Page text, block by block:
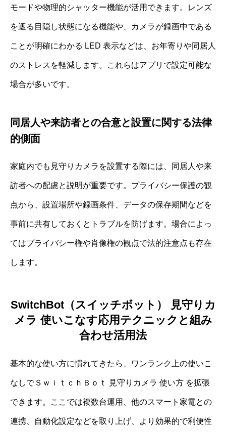
モードや物理的シャッター機能が活用できます。レンズ
を遮る目隠し状態になる機能や、カメラが録画中である
ことが明確にわかる LED 表示などは、お年寄りや同居人
のストレスを軽減します。これらはアプリで設定可能な
場合が多いです。
同居人や来訪者との合意と設置に関する法律
的側面
家庭内でも見守りカメラを設置する際には、同居人や来
訪者への配慮と説明が重要です。プライバシー保護の観
点から、設置場所や録画条件、データの保存期間などを
事前に共有しておくとトラブルを防げます。場合によっ
てはプライバシー権や肖像権の観点で法的注意点も存在
します。
SwitchBot（スイッチボット） 見守りカ
メラ 使いこなす応用テクニックと組み
合わせ活用法
基本的な使い方に慣れてきたら、ワンランク上の使いこ
なしでＳｗｉｔｃｈＢｏｔ 見守りカメラ 使い方 を拡張
できます。ここでは複数台運用、他のスマート家電との
連携、自動化設定などを取り上げ、より効果的で利便性